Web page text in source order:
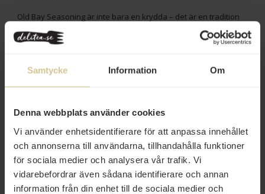
Samtycke Information Om
Denna webbplats använder cookies
Vi använder enhetsidentifierare för att anpassa innehållet
och annonserna till användarna, tillhandahålla funktioner
för sociala medier och analysera vår trafik. Vi
vidarebefordrar även sådana identifierare och annan
information från din enhet till de sociala medier och
Old Bay Seasoning är inte bara en krydda – det är en tradition
som tar fram det bästa i varje rätt. Oavsett om du tillagar en
middag för familjen eller vill imponera på gästerna är Old Bay det
Innehåll
Betyg
Produktfakta
Prishistorik